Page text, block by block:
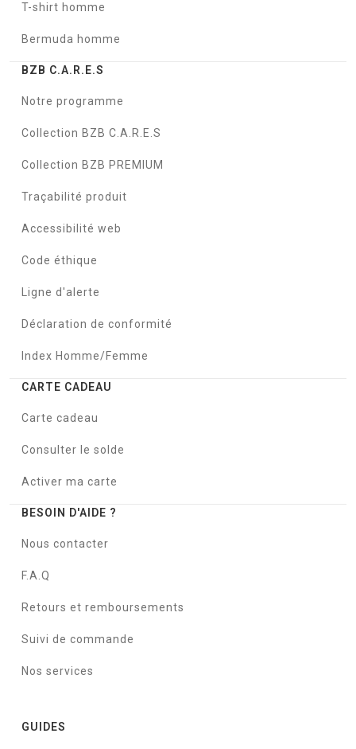
T-shirt homme
Bermuda homme
BZB C.A.R.E.S
Notre programme
Collection BZB C.A.R.E.S
Collection BZB PREMIUM
Traçabilité produit
Accessibilité web
Code éthique
Ligne d'alerte
Déclaration de conformité
Index Homme/Femme
CARTE CADEAU
Carte cadeau
Consulter le solde
Activer ma carte
BESOIN D'AIDE ?
Nous contacter
F.A.Q
Retours et remboursements
Suivi de commande
Nos services
GUIDES